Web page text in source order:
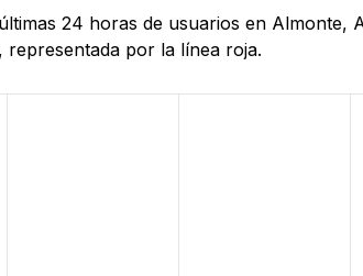
24 horas de usuarios en Almonte,
por la línea roja.